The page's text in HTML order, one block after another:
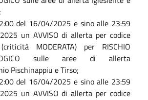
del 16/04/2025 e sino alle 23:59
un AVVISO di allerta per codice
MODERATA) per RISCHIO
sulle aree di allerta
Pischinappiu e Tirso;
del 16/04/2025 e sino alle 23:59
un AVVISO di allerta per codice